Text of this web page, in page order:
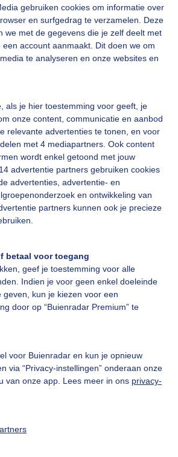
gebruiken cookies om informatie over
en surfgedrag te verzamelen. Deze
we met de gegevens die je zelf deelt met
account aanmaakt. Dit doen we om
te analyseren en onze websites en
als je hier toestemming voor geeft, je
onze content, communicatie en aanbod
relevante advertenties te tonen, en voor
met 4 mediapartners. Ook content
wordt enkel getoond met jouw
advertentie partners gebruiken cookies
advertenties, advertentie- en
en ontwikkeling van
partners kunnen ook je precieze
betaal voor toegang
geef je toestemming voor alle
Indien je voor geen enkel doeleinde
kun je kiezen voor een
door op “Buienradar Premium” te
voor Buienradar en kun je opnieuw
via “Privacy-instellingen” onderaan onze
van onze app. Lees meer in ons privacy-
moment geduld aub...